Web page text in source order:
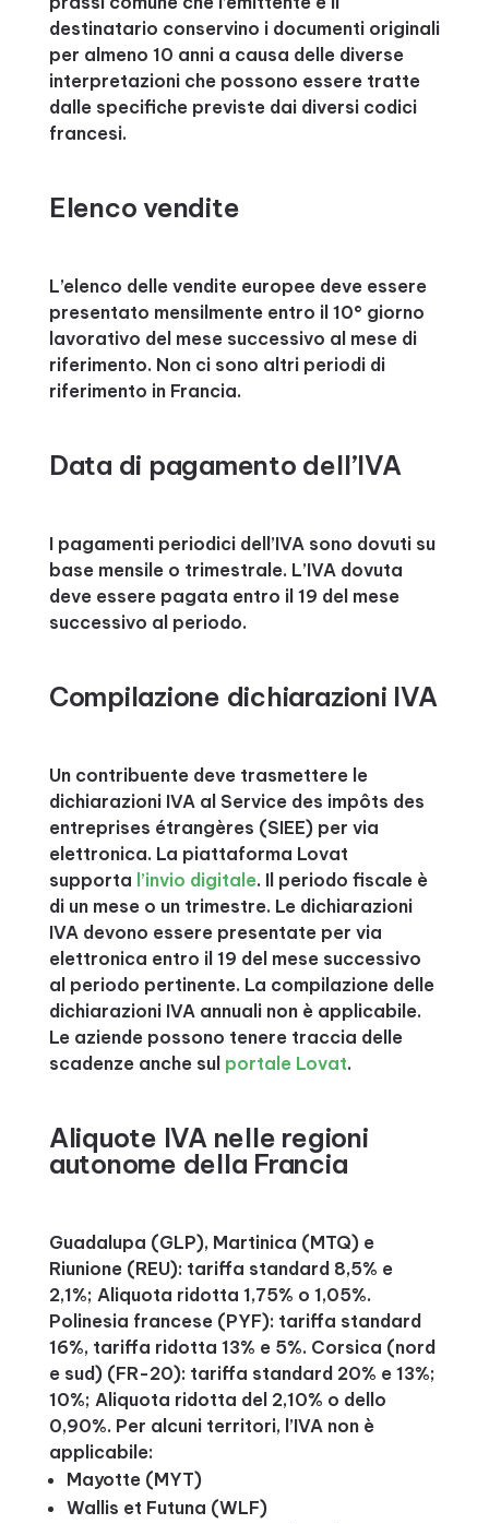
destinatario conservino i documenti originali
per almeno 10 anni a causa delle diverse
interpretazioni che possono essere tratte
dalle specifiche previste dai diversi codici
francesi.
Elenco vendite
L’elenco delle vendite europee deve essere
presentato mensilmente entro il 10° giorno
lavorativo del mese successivo al mese di
riferimento. Non ci sono altri periodi di
riferimento in Francia.
Data di pagamento dell’IVA
I pagamenti periodici dell’IVA sono dovuti su
base mensile o trimestrale. L’IVA dovuta
deve essere pagata entro il 19 del mese
successivo al periodo.
Compilazione dichiarazioni IVA
Un contribuente deve trasmettere le
dichiarazioni IVA al Service des impôts des
entreprises étrangères (SIEE) per via
elettronica. La piattaforma Lovat
supporta l’invio digitale. Il periodo fiscale è
di un mese o un trimestre. Le dichiarazioni
IVA devono essere presentate per via
elettronica entro il 19 del mese successivo
al periodo pertinente. La compilazione delle
dichiarazioni IVA annuali non è applicabile.
Le aziende possono tenere traccia delle
scadenze anche sul portale Lovat.
Aliquote IVA nelle regioni
autonome della Francia
Guadalupa (GLP), Martinica (MTQ) e
Riunione (REU): tariffa standard 8,5% e
2,1%; Aliquota ridotta 1,75% o 1,05%.
Polinesia francese (PYF): tariffa standard
16%, tariffa ridotta 13% e 5%. Corsica (nord
e sud) (FR-20): tariffa standard 20% e 13%;
10%; Aliquota ridotta del 2,10% o dello
0,90%. Per alcuni territori, l’IVA non è
applicabile:
Mayotte (MYT)
Wallis et Futuna (WLF)